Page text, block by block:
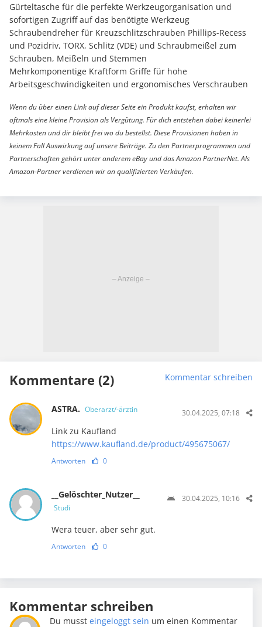
Gürteltasche für die perfekte Werkzeugorganisation und
sofortigen Zugriff auf das benötigte Werkzeug
Schraubendreher für Kreuzschlitzschrauben Phillips-Recess
und Pozidriv, TORX, Schlitz (VDE) und Schraubmeißel zum
Schrauben, Meißeln und Stemmen
Mehrkomponentige Kraftform Griffe für hohe
Arbeitsgeschwindigkeiten und ergonomisches Verschrauben
Wenn du über einen Link auf dieser Seite ein Produkt kaufst, erhalten wir
oftmals eine kleine Provision als Vergütung. Für dich entstehen dabei keinerlei
Mehrkosten und dir bleibt frei wo du bestellst. Diese Provisionen haben in
keinem Fall Auswirkung auf unsere Beiträge. Zu den Partnerprogrammen und
Partnerschaften gehört unter anderem eBay und das Amazon PartnerNet. Als
Amazon-Partner verdienen wir an qualifizierten Verkäufen.
Kommentare (2) Kommentar schreiben
ASTRA. Oberarzt/-ärztin 30.04.2025, 07:18
Link zu Kaufland
https://www.kaufland.de/product/495675067/
Antworten 0
__Gelöschter_Nutzer__
Studi
30.04.2025, 10:16
Wera teuer, aber sehr gut.
Antworten 0
Kommentar schreiben
Du mussteingeloggt sein um einen Kommentar